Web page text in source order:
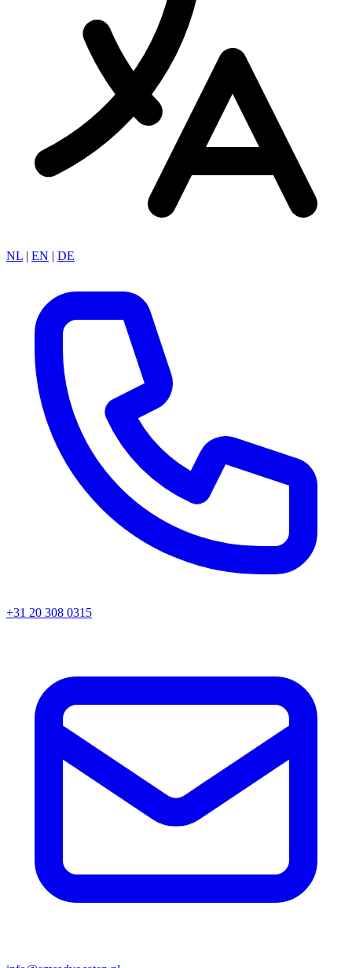
NL | EN | DE
+31 20 308 0315